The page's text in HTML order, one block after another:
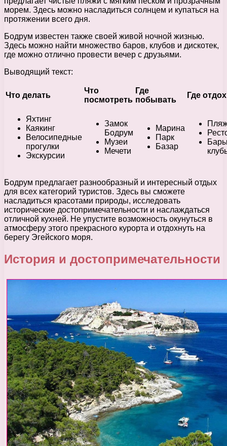
морем. Здесь можно насладиться солнцем и купаться на
протяжении всего дня.
Бодрум известен также своей живой ночной жизнью.
Здесь можно найти множество баров, клубов и дискотек,
где можно отлично провести вечер с друзьями.
Выводящий текст:
Что делать
Что
посмотреть
Где
побывать
Где
Яхтинг
Каякинг
Велосипедные
прогулки
Экскурсии
Замок
Бодрум
Музеи
Мечети
Марина
Парк
Базар
Бодрум предлагает разнообразный и интересный отдых
для всех категорий туристов. Здесь вы сможете
насладиться красотами природы, исследовать
исторические достопримечательности и наслаждаться
отличной кухней. Не упустите возможность окунуться в
атмосферу этого прекрасного курорта и отдохнуть на
берегу Эгейского моря.
История и достопримечательности